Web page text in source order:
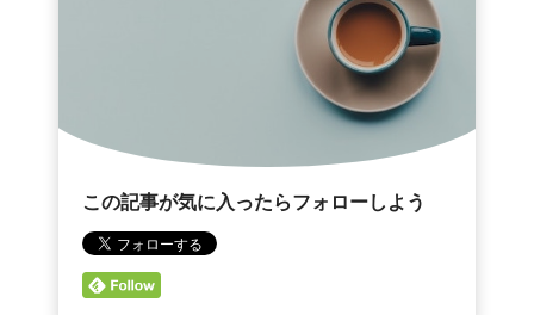
この記事が気に入ったらフォローしよう